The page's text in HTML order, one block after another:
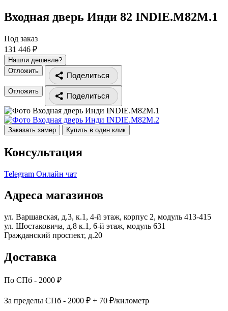
Входная дверь Инди 82 INDIE.M82M.1
Под заказ
131 446 ₽
Нашли дешевле?
Отложить
Поделиться
Отложить
Поделиться
Заказать замер Купить в один клик
Консультация
Telegram Онлайн чат
Адреса магазинов
ул. Варшавская, д.3, к.1, 4-й этаж, корпус 2, модуль 413-415
ул. Шостаковича, д.8 к.1, 6-й этаж, модуль 631
Гражданский проспект, д.20
Доставка
По СПб - 2000 ₽
За пределы СПб - 2000 ₽ + 70 ₽/километр